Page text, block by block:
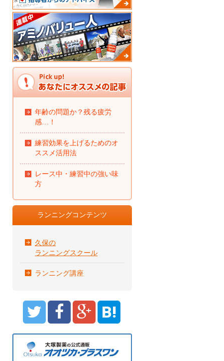
年齢の問題か？残る疲労
感…！
練習効果を上げるためのオ
ススメ活用法
レース中・練習中の強い味
方
ランニングコンテンツ
久保の
ランニングスクール
ランニング講座
B!